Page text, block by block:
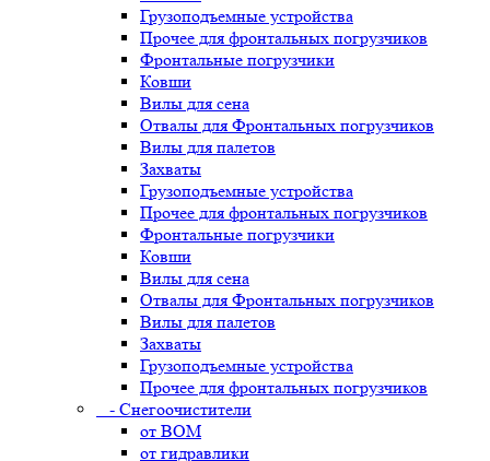
Грузоподъемные устройства
Прочее для фронтальных погрузчиков
Фронтальные погрузчики
Ковши
Вилы для сена
Отвалы для Фронтальных погрузчиков
Вилы для палетов
Захваты
Грузоподъемные устройства
Прочее для фронтальных погрузчиков
Фронтальные погрузчики
Ковши
Вилы для сена
Отвалы для Фронтальных погрузчиков
Вилы для палетов
Захваты
Грузоподъемные устройства
Прочее для фронтальных погрузчиков
- Снегоочистители
от ВОМ
от гидравлики